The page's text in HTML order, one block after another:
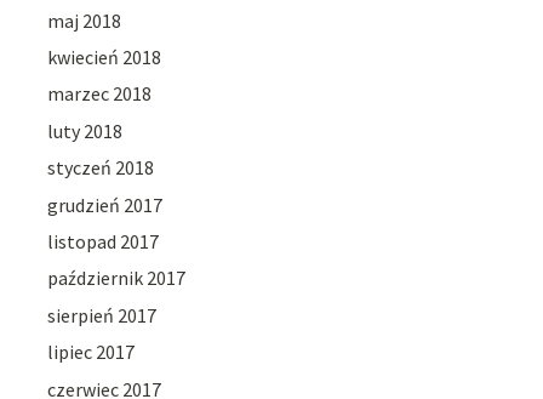
maj 2018
kwiecień 2018
marzec 2018
luty 2018
styczeń 2018
grudzień 2017
listopad 2017
październik 2017
sierpień 2017
lipiec 2017
czerwiec 2017